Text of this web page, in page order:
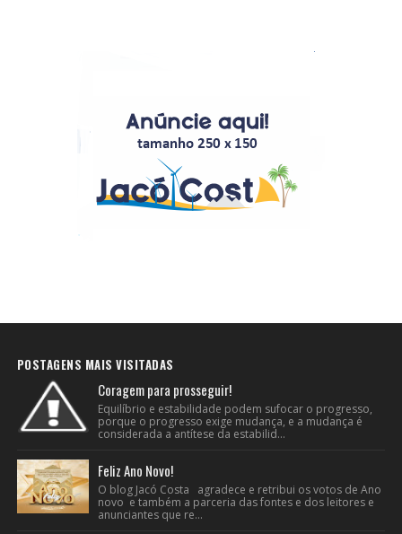
POSTAGENS MAIS VISITADAS
Coragem para prosseguir!
Equilíbrio e estabilidade podem sufocar o progresso,
porque o progresso exige mudança, e a mudança é
considerada a antítese da estabilid...
Feliz Ano Novo!
O blog Jacó Costa agradece e retribui os votos de Ano
novo e também a parceria das fontes e dos leitores e
anunciantes que re...